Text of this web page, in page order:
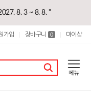
8. 3 ~ 8. 8. "
가입 장바구니 0 마이샵